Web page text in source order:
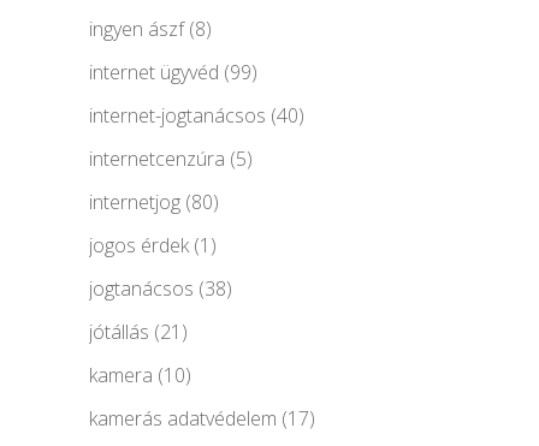
ingyen ászf(8)
internet ügyvéd (99)
internet-jogtanácsos (40)
internetcenzúra (5)
internetjog (80)
jogos érdek(1)
jogtanácsos (38)
jótállás (21)
kamera (10)
kamerás adatvédelem (17)